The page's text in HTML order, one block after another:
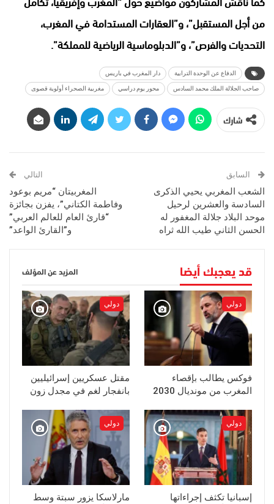
من أجل المستقبل”، و”العقارات المستدامة في المغرب،
التحديات والفرص”، و”الدبلوماسية الرياضية للمملكة”.
الدفاع عن الوحدة الترابية دار المغرب في باريس
صاحب الجلالة الملك محمد السادس محور يوم دراسي مغربية الصحراء أولوية قصوى
شارك
السابق
الشعب المغربي يحيي الذكرى
السادسة والعشرين لرحيل
موحد البلاد جلالة المغفور له
الحسن الثاني طيب الله ثراه
التالي
المغربيتان “مريم بوعود
وفاطمة الكتاني”، يفزن بجائزة
“قارئ العام للعالم العربي”
و”القارئ الواعد”
قد يعجبك أيضا المزيد عن المؤلف
دولي
فوكس يطالب بإقصاء
المغرب من مونديال 2030
دولي
مقتل عسكريين إسرائيليين
بانفجار لغم في مجدل زون
دولي
إسبانيا تكثف إجراءاتها
دولي
مارلاسكا يزور سبتة وسط